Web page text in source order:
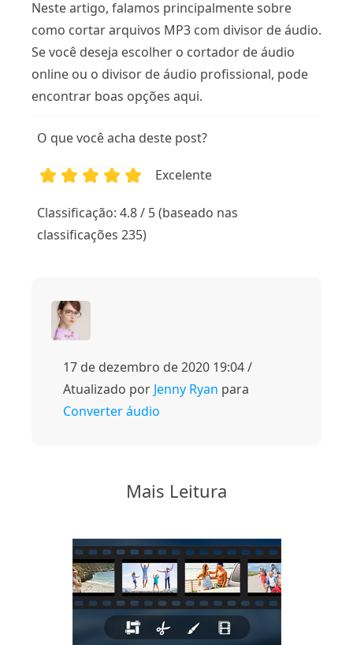
Neste artigo, falamos principalmente sobre
como cortar arquivos MP3 com divisor de áudio.
Se você deseja escolher o cortador de áudio
online ou o divisor de áudio profissional, pode
encontrar boas opções aqui.
O que você acha deste post?
Excelente
Classificação: 4.8 / 5 (baseado nas
classificações 235)
17 de dezembro de 2020 19:04 /
Atualizado por Jenny Ryan para
Converter áudio
Mais Leitura